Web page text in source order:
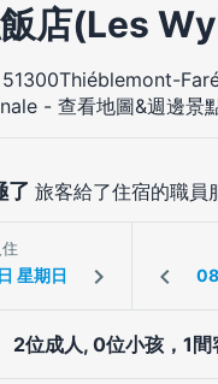
店(Les
51300Thiéblemont-
- 查看地圖&週邊景
了 旅客給了住宿的職
住
2位成人, 0位小孩，1間